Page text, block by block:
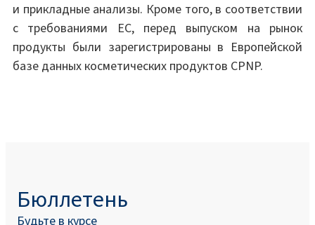
и прикладные анализы. Кроме того, в соответствии
с требованиями ЕС, перед выпуском на рынок
продукты были зарегистрированы в Европейской
базе данных косметических продуктов CPNP.
Бюллетень
Будьте в курсе